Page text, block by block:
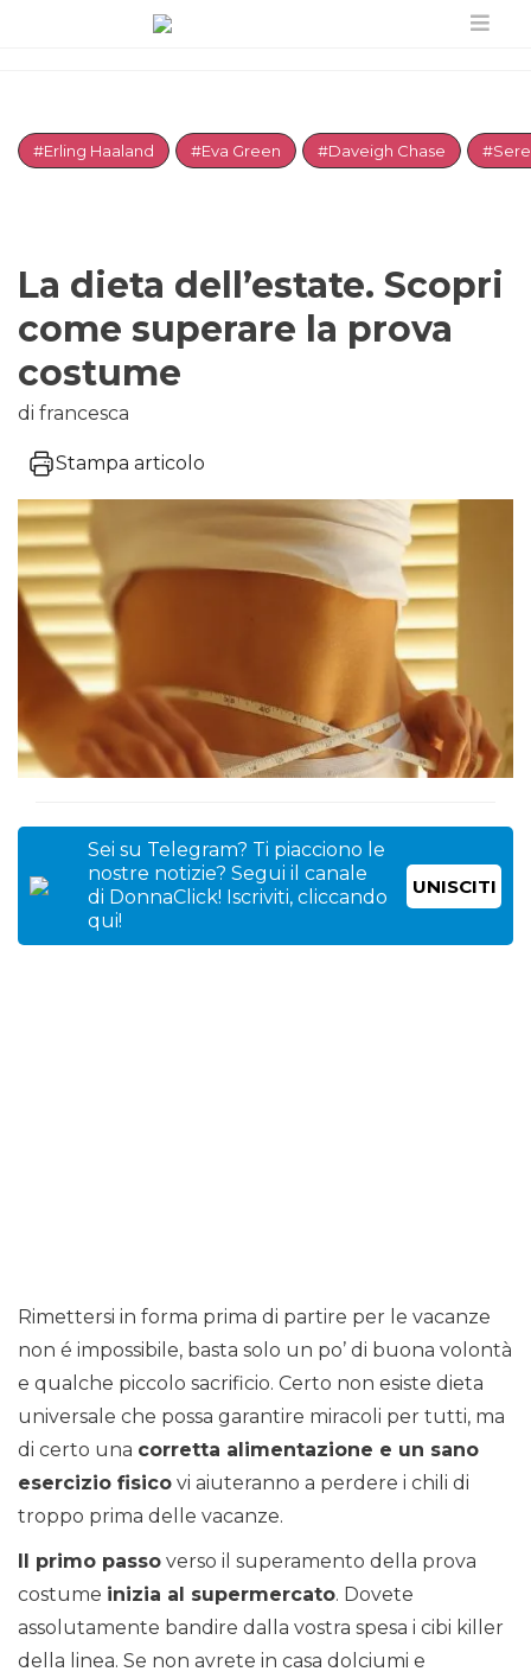
#Erling Haaland #Eva Green #Daveigh Chase
La dieta dell’estate. Scopri
come superare la prova
costume
di francesca
Stampa articolo
Sei su Telegram? Ti piacciono le
nostre notizie? Segui il canale
di DonnaClick! Iscriviti, cliccando
qui!
UNISCITI
Rimettersi in forma prima di partire per le vacanze
non é impossibile, basta solo un po’ di buona volontà
e qualche piccolo sacrificio. Certo non esiste dieta
universale che possa garantire miracoli per tutti, ma
di certo una corretta alimentazione e un sano
esercizio fisico vi aiuteranno a perdere i chili di
troppo prima delle vacanze.
Il primo passo verso il superamento della prova
costume inizia al supermercato. Dovete
assolutamente bandire dalla vostra spesa i cibi killer
della linea. Se non avrete in casa dolciumi e